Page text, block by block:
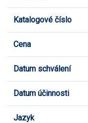
Katalogové číslo
Cena
Datum schválení
Datum účinnosti
Jazyk